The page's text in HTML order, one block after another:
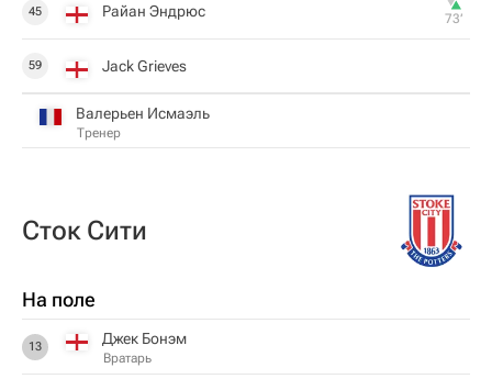
45 Райан Эндрюс 73‎’‎
59 Jack Grieves
Валерьен Исмаэль
Тренер
Сток Сити
На поле
13 Джек Бонэм
Вратарь